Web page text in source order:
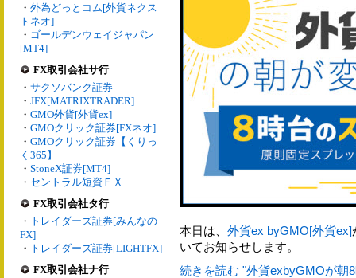
・ 外為どっとコム[外貨ネクス
トネオ]
・ ゴールデンウェイジャパン
[MT4]
FX取引会社サ行
・ サクソバンク証券
・ JFX[MATRIXTRADER]
・ GMO外貨[外貨ex]
・ GMOクリック証券[FXネオ]
・ GMOクリック証券【くりっ
く365】
・ StoneX証券[MT4]
・ セントラル短資ＦＸ
FX取引会社タ行
・ トレイダーズ証券[みんなの
FX]
・ トレイダーズ証券[LIGHTFX]
FX取引会社ナ行
本日は、 外貨ex byGMO[外貨ex]
いてお知らせします。
続きを読む "外貨exbyGMOが朝